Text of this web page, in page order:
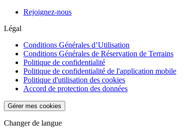
Rejoignez-nous
Légal
Conditions Générales d’Utilisation
Conditions Générales de Réservation de Terrains
Politique de confidentialité
Politique de confidentialité de l'application mobile
Politique d'utilisation des cookies
Accord de protection des données
Gérer mes cookies
Changer de langue